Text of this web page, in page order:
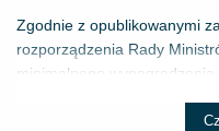
Zgodnie z opublikowanymi
rozporządzenia Rady
minimalnego wynagrodzenia